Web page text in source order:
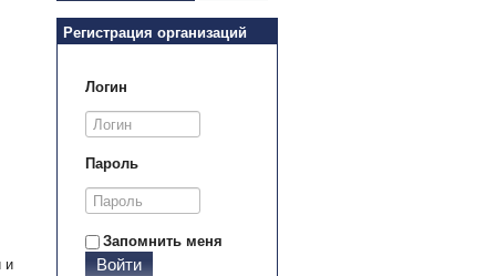
и
Регистрация организаций
Логин
Пароль
Запомнить меня
Войти